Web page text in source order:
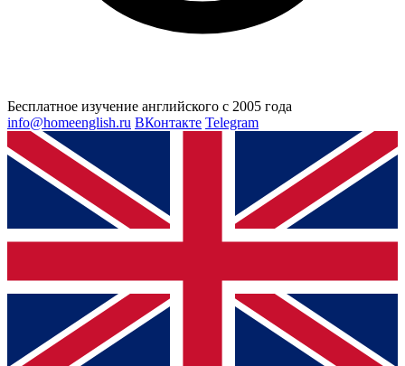
Бесплатное изучение английского с 2005 года
info@homeenglish.ru ВКонтакте Telegram